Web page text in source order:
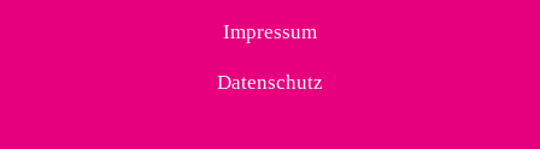
Impressum
Datenschutz